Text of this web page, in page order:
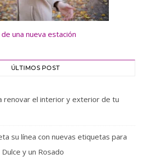
una nueva estación
ÚLTIMOS POST
renovar el interior y exterior de tu
su línea con nuevas etiquetas para
y un Rosado